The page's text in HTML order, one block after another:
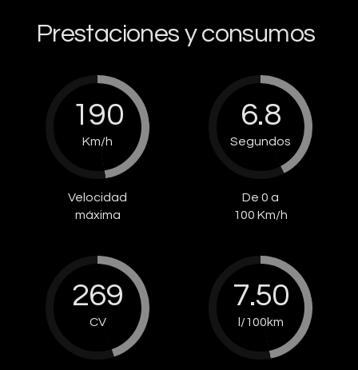
Prestaciones y consumos
190
Km/h
Velocidad
máxima
6.8
Segundos
De 0 a
100 Km/h
269
CV
7.50
l/100km